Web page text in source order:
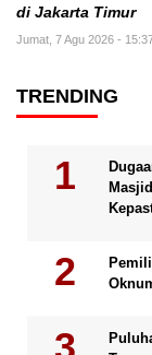
di Jakarta Timur
Jumat, 7 Agu 2026 -
TRENDING